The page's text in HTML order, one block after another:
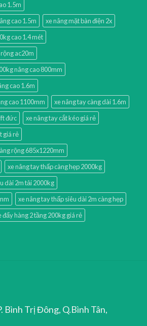
1.5m
cao 1.5m
xe nâng mặt bàn điện 2x
cao 1.4 mét
ac20m
nâng cao 800mm
cao 1.6m
cao 1100mm
xe nâng tay càng dài 1.6m
đức
xe nâng tay cắt kéo giá rẻ
giá rẻ
rộng 685x1220mm
xe nâng tay thấp càng hẹp 2000kg
dài 2m tải 2000kg
xe nâng tay thấp siêu dài 2m càng hẹp
đẩy hàng 2 tầng 200kg giá rẻ
Bình Trị Đông, Q.Bình Tân,